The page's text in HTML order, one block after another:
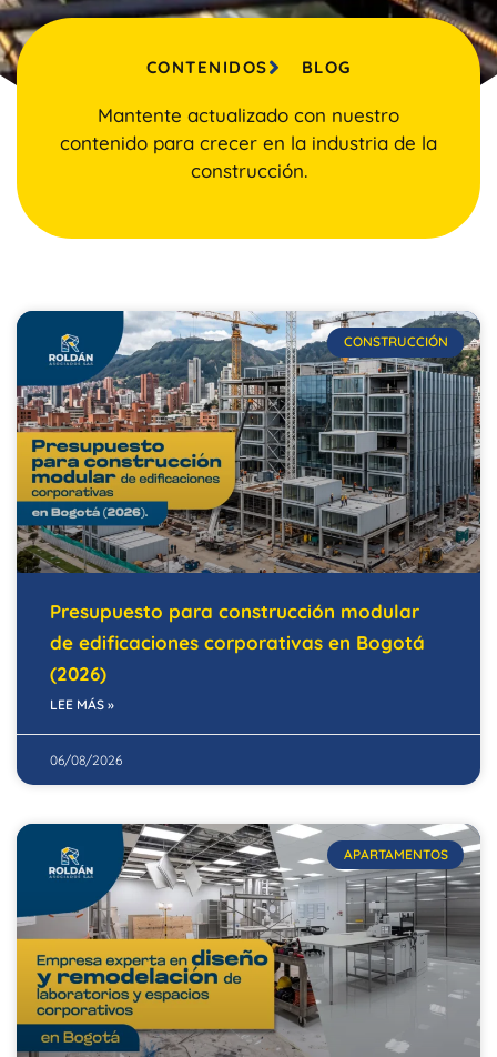
CONTENIDOS BLOG
Mantente actualizado con nuestro
contenido para crecer en la industria de la
construcción.
CONSTRUCCIÓN
Presupuesto para construcción modular
de edificaciones corporativas en Bogotá
(2026)
LEE MÁS »
06/08/2026
APARTAMENTOS